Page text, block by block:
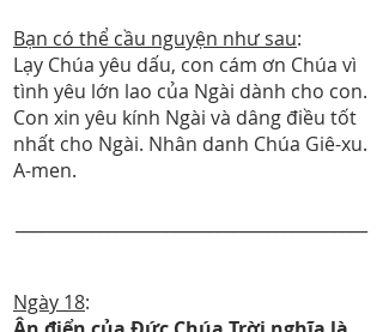
Bạn có thể cầu nguyện như sau:
Lạy Chúa yêu dấu, con cám ơn Chúa vì
tình yêu lớn lao của Ngài dành cho con.
Con xin yêu kính Ngài và dâng điều tốt
nhất cho Ngài. Nhân danh Chúa Giê-xu.
A-men.
Ngày 18: